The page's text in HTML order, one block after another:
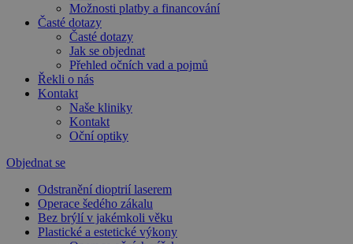
Možnosti platby a financování
Časté dotazy
Časté dotazy
Jak se objednat
Přehled očních vad a pojmů
Řekli o nás
Kontakt
Naše kliniky
Kontakt
Oční optiky
Objednat se
Odstranění dioptrií laserem
Operace šedého zákalu
Bez brýlí v jakémkoli věku
Plastické a estetické výkony